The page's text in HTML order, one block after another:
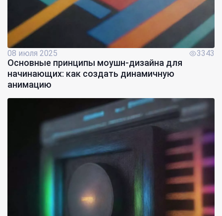
08 июля 2025 3343
Основные принципы моушн-дизайна для
начинающих: как создать динамичную
анимацию